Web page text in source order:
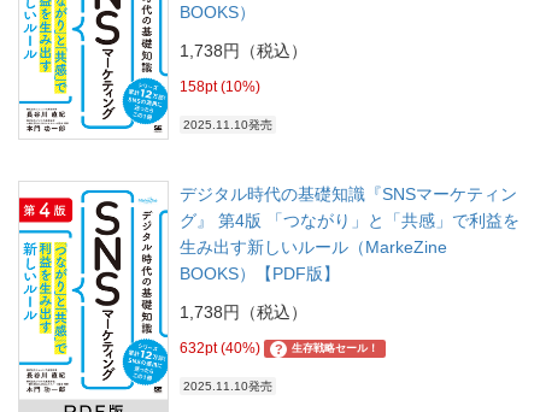
BOOKS）
1,738円（税込）
158pt (10%)
2025.11.10発売
デジタル時代の基礎知識『SNSマーケティン
グ』 第4版 「つながり」と「共感」で利益を
生み出す新しいルール（MarkeZine
BOOKS）【PDF版】
1,738円（税込）
632pt (40%) ? 生存戦略セール！
2025.11.10発売